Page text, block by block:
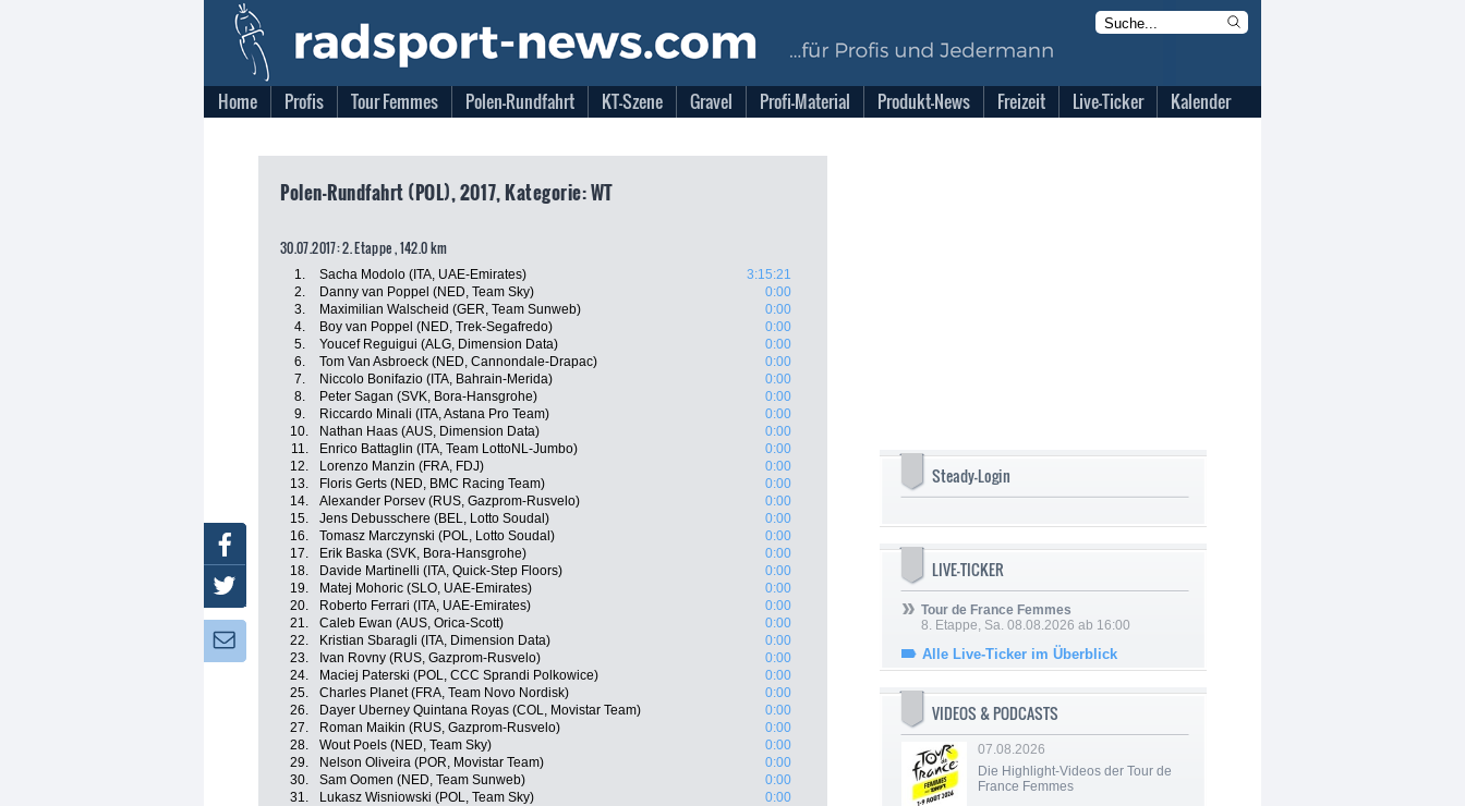
Home Profis Tour Femmes Polen-Rundfahrt KT-Szene Gravel Profi-Material Produkt-News Freizeit Live-Ticker Kalender
Polen-Rundfahrt (POL), 2017, Kategorie: WT
30.07.2017: 2. Etappe , 142.0 km
1. Sacha Modolo (ITA, UAE-Emirates)
3:15:21
2.
Danny van Poppel (NED, Team Sky)
0:00
3.
Maximilian Walscheid (GER, Team Sunweb)
0:00
4.
Boy van Poppel (NED, Trek-Segafredo)
0:00
5.
Youcef Reguigui (ALG, Dimension Data)
0:00
6.
Tom Van Asbroeck (NED, Cannondale-Drapac)
0:00
7.
Niccolo Bonifazio (ITA, Bahrain-Merida)
0:00
8.
Peter Sagan (SVK, Bora-Hansgrohe)
0:00
9.
Riccardo Minali (ITA, Astana Pro Team)
0:00
10.
Nathan Haas (AUS, Dimension Data)
0:00
11.
Enrico Battaglin (ITA, Team LottoNL-Jumbo)
0:00
12.
Lorenzo Manzin (FRA, FDJ)
0:00
13.
Floris Gerts (NED, BMC Racing Team)
0:00
14.
Alexander Porsev (RUS, Gazprom-Rusvelo)
0:00
15.
Jens Debusschere (BEL, Lotto Soudal)
0:00
16.
Tomasz Marczynski (POL, Lotto Soudal)
0:00
17.
Erik Baska (SVK, Bora-Hansgrohe)
0:00
18.
Davide Martinelli (ITA, Quick-Step Floors)
0:00
19.
Matej Mohoric (SLO, UAE-Emirates)
0:00
20.
Roberto Ferrari (ITA, UAE-Emirates)
0:00
21.
Caleb Ewan (AUS, Orica-Scott)
0:00
22.
Kristian Sbaragli (ITA, Dimension Data)
0:00
23.
Ivan Rovny (RUS, Gazprom-Rusvelo)
0:00
24.
Maciej Paterski (POL, CCC Sprandi Polkowice)
0:00
25.
Charles Planet (FRA, Team Novo Nordisk)
0:00
26.
Dayer Uberney Quintana Royas (COL, Movistar Team)
0:00
27.
Roman Maikin (RUS, Gazprom-Rusvelo)
0:00
28.
Wout Poels (NED, Team Sky)
0:00
29.
Nelson Oliveira (POR, Movistar Team)
0:00
30.
Sam Oomen (NED, Team Sunweb)
0:00
31.
Lukasz Wisniowski (POL, Team Sky)
0:00
Steady-Login
LIVE-TICKER
Tour de France Femmes
8. Etappe, Sa. 08.08.2026 ab 16:00
Alle Live-Ticker im Überblick
VIDEOS & PODCASTS
07.08.2026
Die Highlight-Videos der Tour de
France Femmes
Facebook
Twitter
Newsletter: